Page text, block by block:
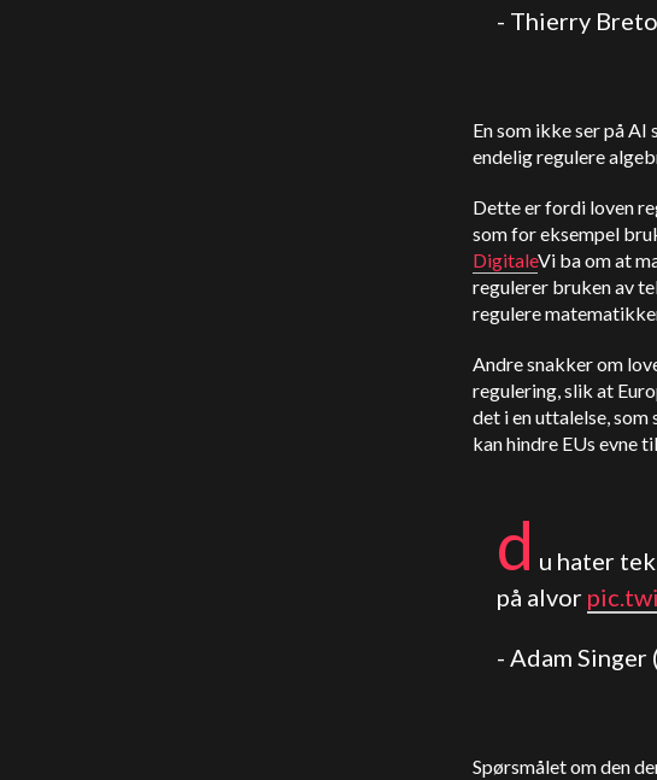
- Thierry
En som ikke ser på
endelig regulere
Dette er fordi loven
som for eksempel
DigitaleVi ba om at
regulerer bruken av
regulere
Andre snakker om
regulering, slik at
det i en uttalelse,
kan hindre EUs evne
d u hater
på alvor
- Adam Singer
Spørsmålet om den